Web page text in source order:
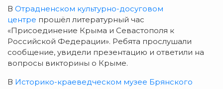
В Отрадненском культурно-досуговом
центре прошёл литературный час
«Присоединение Крыма и Севастополя к
Российской Федерации». Ребята прослушали
сообщение, увидели презентацию и ответили на
вопросы викторины о Крыме.
В Историко-краеведческом музее Брянского